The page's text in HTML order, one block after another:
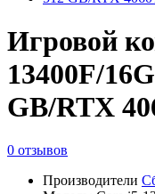
Игровой
13400F/
GB/RTX
0 отзывов
Производители